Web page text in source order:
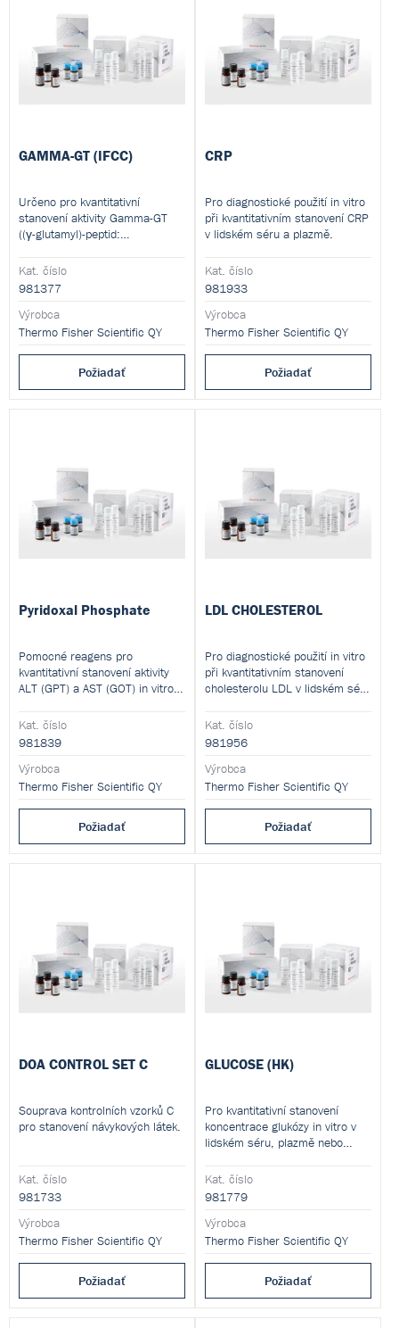
GAMMA-GT (IFCC)
Určeno pro kvantitativní
stanovení aktivity Gamma-GT
((γ-glutamyl)-peptid:
glutamyltransferáza (GGT), EC
2.3.2.2) in vitro v lidském séru
nebo plazmě.
Kat. číslo
981377
Výrobca
Thermo Fisher Scientific QY
Požiadať
CRP
Pro diagnostické použití in vitro
při kvantitativním stanovení CRP
v lidském séru a plazmě.
Kat. číslo
981933
Výrobca
Thermo Fisher Scientific QY
Požiadať
Pyridoxal Phosphate
Pomocné reagens pro
kvantitativní stanovení aktivity
ALT (GPT) a AST (GOT) in vitro
metody se 2 reagenciemi.
Kat. číslo
981839
Výrobca
Thermo Fisher Scientific QY
Požiadať
LDL CHOLESTEROL
Pro diagnostické použití in vitro
při kvantitativním stanovení
cholesterolu LDL v lidském séru
Thermo Scientific™ Indiko™ a
Konelab™
Kat. číslo
981956
Výrobca
Thermo Fisher Scientific QY
Požiadať
DOA CONTROL SET C
Souprava kontrolních vzorků C
pro stanovení návykových látek.
Kat. číslo
981733
Výrobca
Thermo Fisher Scientific QY
Požiadať
GLUCOSE (HK)
Pro kvantitativní stanovení
koncentrace glukózy in vitro v
lidském séru, plazmě nebo
Kat. číslo
981779
Výrobca
Thermo Fisher Scientific QY
Požiadať